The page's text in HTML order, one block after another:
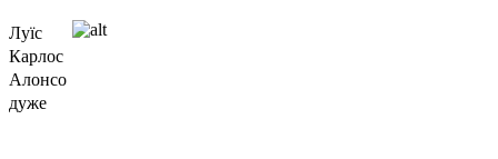
Луїс
Карлос
Алонсо
дуже